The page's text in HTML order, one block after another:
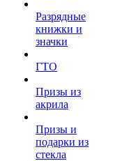
Разрядные
книжки и
значки
ГТО
Призы из
акрила
Призы и
подарки из
стекла